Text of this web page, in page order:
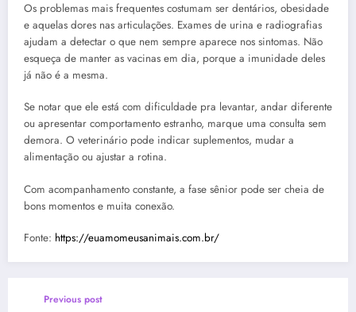
Os problemas mais frequentes costumam ser dentários, obesidade
e aquelas dores nas articulações. Exames de urina e radiografias
ajudam a detectar o que nem sempre aparece nos sintomas. Não
esqueça de manter as vacinas em dia, porque a imunidade deles
já não é a mesma.
Se notar que ele está com dificuldade pra levantar, andar diferente
ou apresentar comportamento estranho, marque uma consulta sem
demora. O veterinário pode indicar suplementos, mudar a
alimentação ou ajustar a rotina.
Com acompanhamento constante, a fase sênior pode ser cheia de
bons momentos e muita conexão.
Fonte: https://euamomeusanimais.com.br/
Previous post